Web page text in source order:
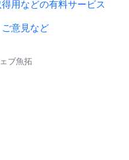
用などの有料サービス
ご意見など
ブ魚拓